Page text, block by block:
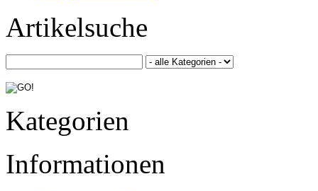
Artikelsuche
Kategorien
Informationen